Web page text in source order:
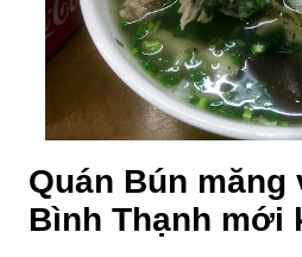
Quán Bún
Bình Thạnh mới